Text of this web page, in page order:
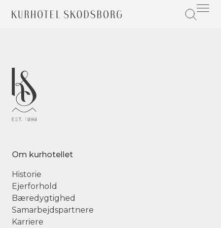
Om kurhotellet
Historie
Ejerforhold
Bæredygtighed
Samarbejdspartnere
Karriere